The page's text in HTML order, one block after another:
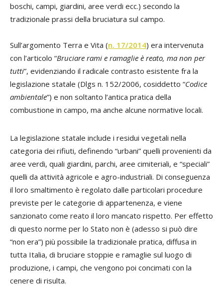
boschi, campi, giardini, aree verdi ecc.) secondo la
tradizionale prassi della bruciatura sul campo.
Sull’argomento Terra e Vita (n. 17/2014) era intervenuta
con l’articolo “Bruciare rami e ramaglie è reato, ma non per
tutti”, evidenziando il radicale contrasto esistente fra la
legislazione statale (Dlgs n. 152/2006, cosiddetto “Codice
ambientale”) e non soltanto l’antica pratica della
combustione in campo, ma anche alcune normative locali.
La legislazione statale include i residui vegetali nella
categoria dei rifiuti, definendo “urbani” quelli provenienti da
aree verdi, quali giardini, parchi, aree cimiteriali, e “speciali”
quelli da attività agricole e agro-industriali. Di conseguenza
il loro smaltimento è regolato dalle particolari procedure
previste per le categorie di appartenenza, e viene
sanzionato come reato il loro mancato rispetto. Per effetto
di questo norme per lo Stato non è (adesso si può dire
“non era”) più possibile la tradizionale pratica, diffusa in
tutta Italia, di bruciare stoppie e ramaglie sul luogo di
produzione, i campi, che vengono poi concimati con la
cenere di risulta.